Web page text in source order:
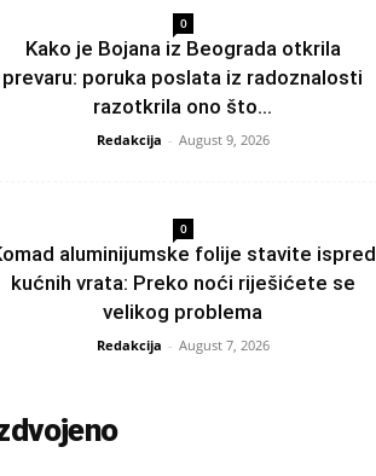
0
Kako je Bojana iz Beograda otkrila
prevaru: poruka poslata iz radoznalosti
razotkrila ono što...
Redakcija - August 9, 2026
0
aluminijumske folije stavite ispred
kućnih vrata: Preko noći riješićete se
velikog problema
Redakcija - August 7, 2026